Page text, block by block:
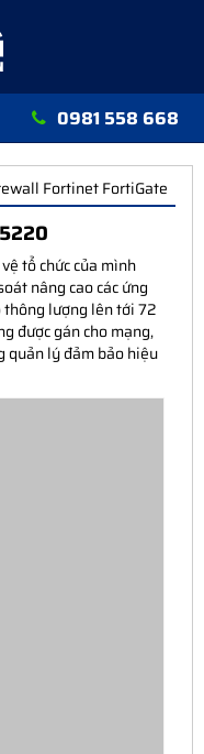
0981 558 668
Fortinet FortiGate
tổ chức của mình
nâng cao các ứng
thông lượng lên tới 72
được gán cho mạng,
quản lý đảm bảo hiệu